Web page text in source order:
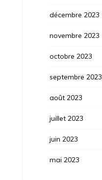
décembre 2023
novembre 2023
octobre 2023
septembre 2023
août 2023
juillet 2023
juin 2023
mai 2023